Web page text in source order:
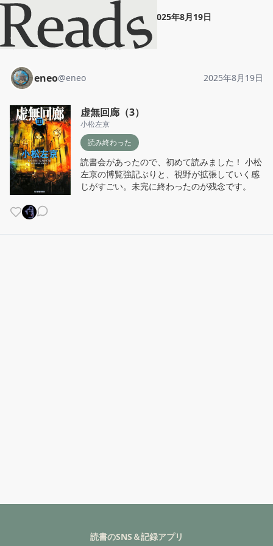
eneo" 虚無回廊（3） 2025年8月19日
ホーム eneo 投稿
eneo@eneo 2025年8月19日
虚無回廊（3）
小松左京
読み終わった
読書会があったので、初めて読みました！ 小松
左京の博覧強記ぶりと、視野が拡張していく感
じがすごい。未完に終わったのが残念です。
読書のSNS＆記録アプリ